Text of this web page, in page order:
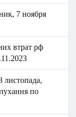
7 ноября
втрат рф
по